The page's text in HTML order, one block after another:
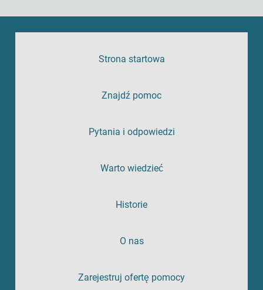
Strona startowa
Znajdź pomoc
Pytania i odpowiedzi
Warto wiedzieć
Historie
O nas
Zarejestruj ofertę pomocy